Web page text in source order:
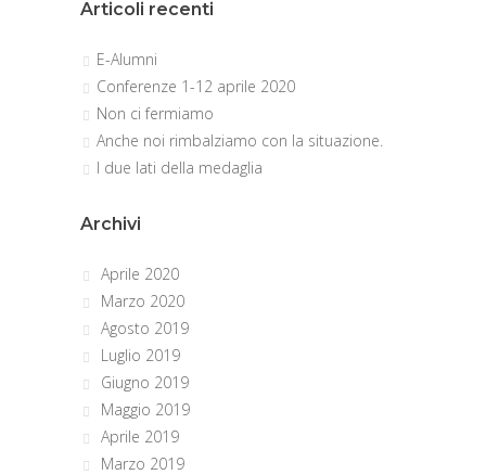
Articoli recenti
E-Alumni
Conferenze 1-12 aprile 2020
Non ci fermiamo
Anche noi rimbalziamo con la situazione.
I due lati della medaglia
Archivi
Aprile 2020
Marzo 2020
Agosto 2019
Luglio 2019
Giugno 2019
Maggio 2019
Aprile 2019
Marzo 2019